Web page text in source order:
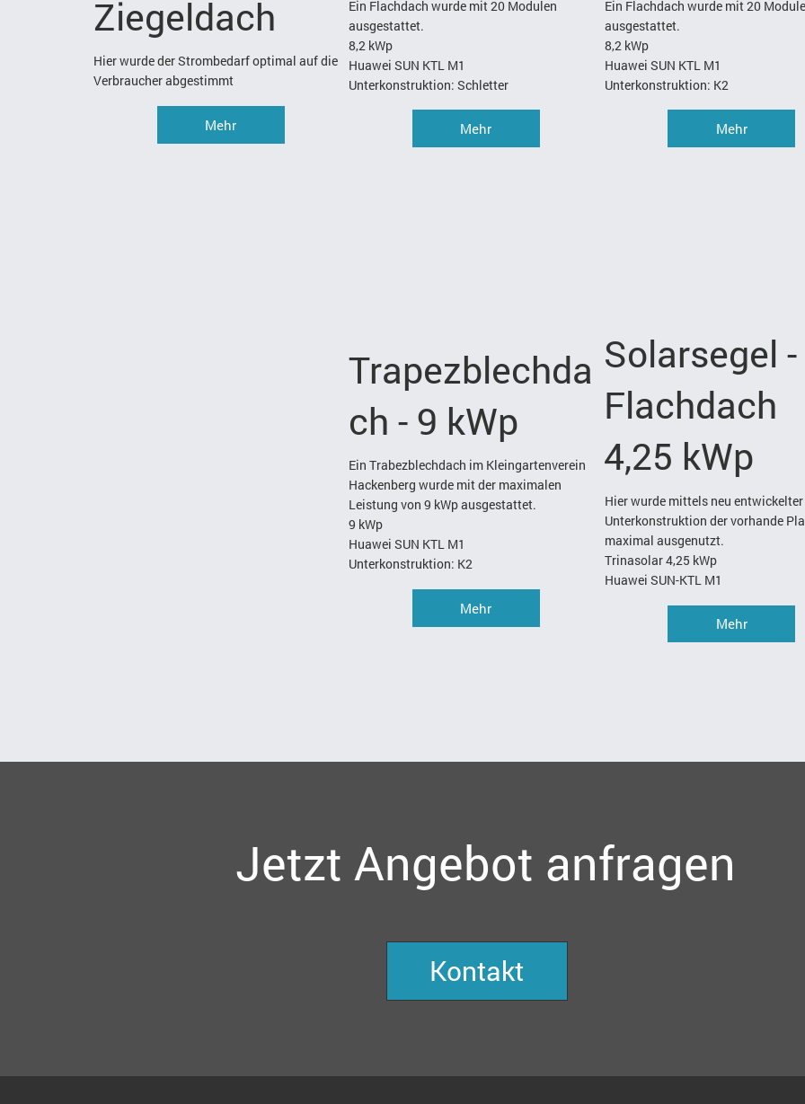
Ziegeldach
Hier wurde der Strombedarf optimal auf die
Verbraucher abgestimmt
Mehr
Ein Flachdach wurde mit 20 Modulen
ausgestattet.
8,2 kWp
Huawei SUN KTL M1
Unterkonstruktion: Schletter
Mehr
Ein Flachdach wurde mit 20
ausgestattet.
8,2 kWp
Huawei SUN KTL M1
Unterkonstruktion: K2
Mehr
Trapezblechda
ch - 9 kWp
Ein Trabezblechdach im Kleingartenverein
Hackenberg wurde mit der maximalen
Leistung von 9 kWp ausgestattet.
9 kWp
Huawei SUN KTL M1
Unterkonstruktion: K2
Mehr
Solarsegel -
Flachdach
4,25 kWp
Hier wurde mittels neu entwickelter
Unterkonstruktion der vorhande
maximal ausgenutzt.
Trinasolar 4,25 kWp
Huawei SUN-KTL M1
Mehr
Jetzt Angebot anfragen
Kontakt